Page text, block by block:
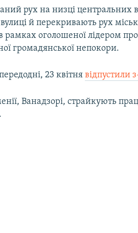
рух на низці центральних
й перекривають рух
оголошеної лідером
громадянської непокори.
23 квітнявідпустили
Ванадзорі, страйкують